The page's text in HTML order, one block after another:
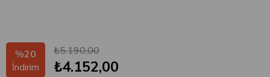
%20
İndirim
₺5.190,00
₺4.152,00